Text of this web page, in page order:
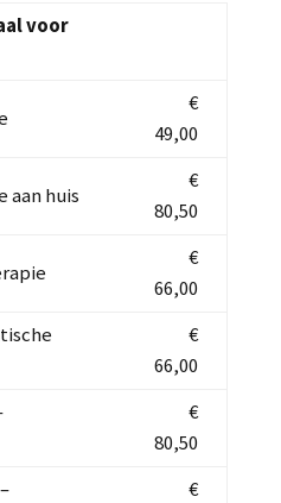
voor
€
49,00
aan huis
€
80,50
€
66,00
€
66,00
€
80,50
€